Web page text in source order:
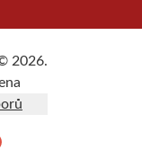
2026.